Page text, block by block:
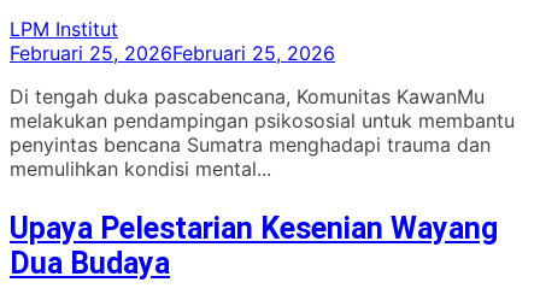
LPM Institut
Februari 25, 2026Februari 25, 2026
Di tengah duka pascabencana, Komunitas KawanMu
melakukan pendampingan psikososial untuk membantu
penyintas bencana Sumatra menghadapi trauma dan
memulihkan kondisi mental...
Upaya Pelestarian Kesenian Wayang
Dua Budaya